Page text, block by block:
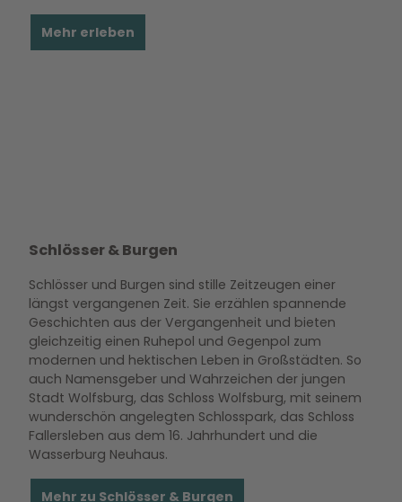
Mehr erleben
Schlösser & Burgen
Schlösser und Burgen sind stille Zeitzeugen einer
längst vergangenen Zeit. Sie erzählen spannende
Geschichten aus der Vergangenheit und bieten
gleichzeitig einen Ruhepol und Gegenpol zum
modernen und hektischen Leben in Großstädten. So
auch Namensgeber und Wahrzeichen der jungen
Stadt Wolfsburg, das Schloss Wolfsburg, mit seinem
wunderschön angelegten Schlosspark, das Schloss
Fallersleben aus dem 16. Jahrhundert und die
Wasserburg Neuhaus.
Mehr zu Schlösser & Burgen